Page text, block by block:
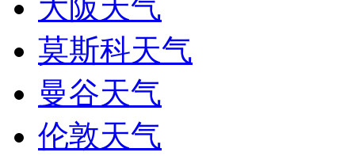
大阪天气
莫斯科天气
曼谷天气
伦敦天气